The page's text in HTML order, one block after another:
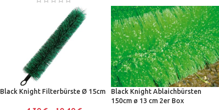
Black Knight Filterbürste Ø 15cm
Black Knight Ablaichbürsten
150cm ø 13 cm 2er Box